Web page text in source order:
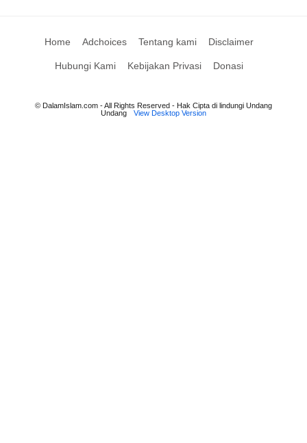
Home Adchoices Tentang kami Disclaimer
Hubungi Kami Kebijakan Privasi Donasi
© DalamIslam.com - All Rights Reserved - Hak Cipta di lindungi Undang
Undang
View Desktop Version